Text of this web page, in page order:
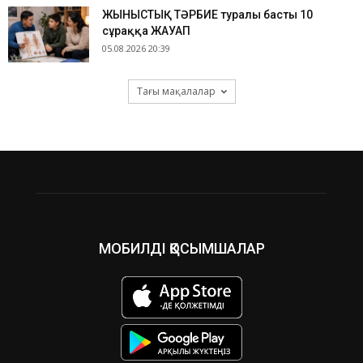
ЖЫНЫСТЫҚ ТӘРБИЕ туралы басты 10
сұраққа ЖАУАП
05.08.2026 20:39
Тағы мақалалар
МОБИЛДІ ҚОСЫМШАЛАР